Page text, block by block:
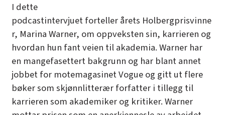
I dette
podcastintervjuet fortellerårets Holbergprisvinne
r, Marina Warner, om oppveksten sin, karrieren og
hvordan hun fant veien til akademia. Warner har
en mangefasettert bakgrunn og har blant annet
jobbet for motemagasinet Vogue og gitt ut flere
bøker som skjønnlitterær forfatter i tillegg til
karrieren som akademiker og kritiker. Warner